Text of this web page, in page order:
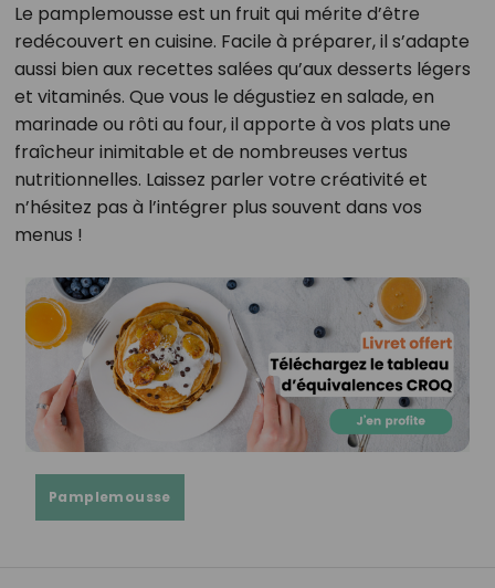
Le pamplemousse est un fruit qui mérite d’être
redécouvert en cuisine. Facile à préparer, il s’adapte
aussi bien aux recettes salées qu’aux desserts légers
et vitaminés. Que vous le dégustiez en salade, en
marinade ou rôti au four, il apporte à vos plats une
fraîcheur inimitable et de nombreuses vertus
nutritionnelles. Laissez parler votre créativité et
n’hésitez pas à l’intégrer plus souvent dans vos
menus !
Pamplemousse